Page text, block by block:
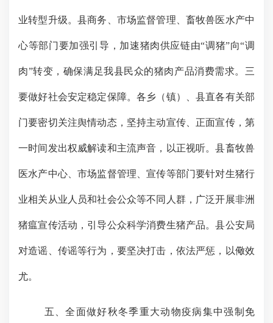
业转型升级。县商务、市场监督管理、畜牧兽医水产中
心等部门要加强引导，加速猪肉供应链由“调猪”向“调
肉”转变，确保满足我县民众的猪肉产品消费需求。三
要做好社会安定稳定保障。各乡（镇）、县直各有关部
门要密切关注舆情动态，坚持主动宣传、正面宣传，第
一时间发出权威解读和主流声音，以正视听。县畜牧兽
医水产中心、市场监督管理、宣传等部门要针对生猪行
业相关从业人员和社会公众等不同人群，广泛开展非洲
猪瘟宣传活动，引导公众科学消费生猪产品。县公安局
对造谣、传谣等行为，要坚决打击，依法严惩，以儆效
尤。
五、全面做好秋冬季重大动物疫病集中强制免